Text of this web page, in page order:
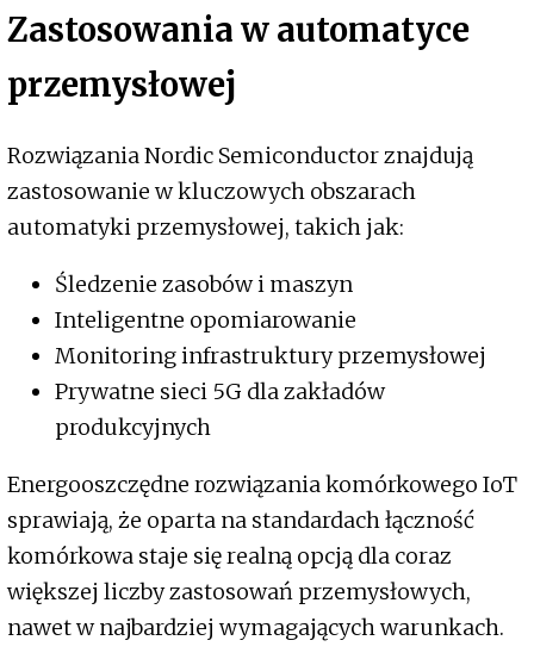
Zastosowania w automatyce
przemysłowej
Rozwiązania Nordic Semiconductor znajdują
zastosowanie w kluczowych obszarach
automatyki przemysłowej, takich jak:
Śledzenie zasobów i maszyn
Inteligentne opomiarowanie
Monitoring infrastruktury przemysłowej
Prywatne sieci 5G dla zakładów
produkcyjnych
Energooszczędne rozwiązania komórkowego IoT
sprawiają, że oparta na standardach łączność
komórkowa staje się realną opcją dla coraz
większej liczby zastosowań przemysłowych,
nawet w najbardziej wymagających warunkach.